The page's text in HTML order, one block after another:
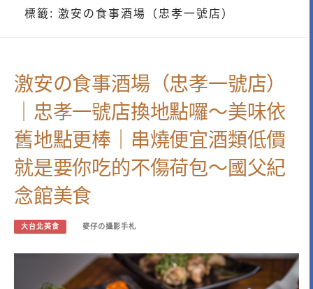
標籤: 激安の食事酒場（忠孝一號店）
激安の食事酒場（忠孝一號店）
｜忠孝一號店換地點囉～美味依
舊地點更棒｜串燒便宜酒類低價
就是要你吃的不傷荷包～國父紀
念館美食
大台北美食 麥仔の攝影手札